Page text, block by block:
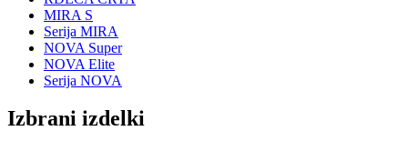
MIRA S
Serija MIRA
NOVA Super
NOVA Elite
Serija NOVA
Izbrani izdelki